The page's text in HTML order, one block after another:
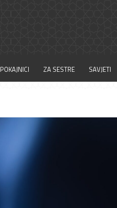
POKAJNICI ZA SESTRE SAVJETI